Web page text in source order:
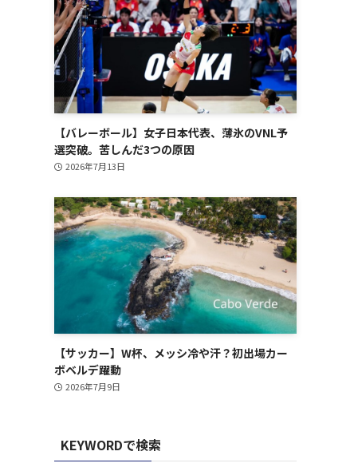
【バレーボール】女子日本代表、薄氷のVNL予
選突破。苦しんだ3つの原因
2026年7月13日
【サッカー】W杯、メッシ冷や汗？初出場カー
ボベルデ躍動
2026年7月9日
KEYWORDで検索